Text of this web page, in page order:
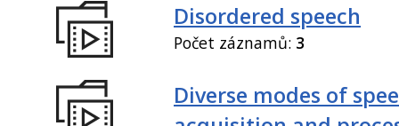
Disordered speech
Počet záznamů: 3
Diverse modes of